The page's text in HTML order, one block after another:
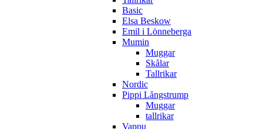
Basic
Elsa Beskow
Emil i Lönneberga
Mumin
Muggar
Skålar
Tallrikar
Nordic
Pippi Långstrump
Muggar
tallrikar
Vappu